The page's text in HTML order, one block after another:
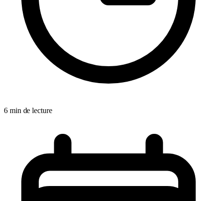
6 min de lecture